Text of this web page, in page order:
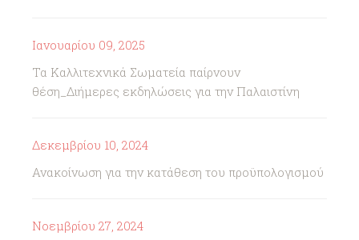
Ιανουαρίου 09, 2025
Τα Καλλιτεχνικά Σωματεία παίρνουν
θέση_Διήμερες εκδηλώσεις για την Παλαιστίνη
Δεκεμβρίου 10, 2024
Ανακοίνωση για την κατάθεση του προϋπολογισμού
Νοεμβρίου 27, 2024